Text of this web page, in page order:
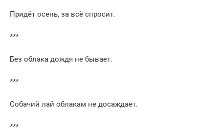
Придёт осень, за всё спросит.
***
Без облака дождя не бывает.
***
Собачий лай облакам не досаждает.
***